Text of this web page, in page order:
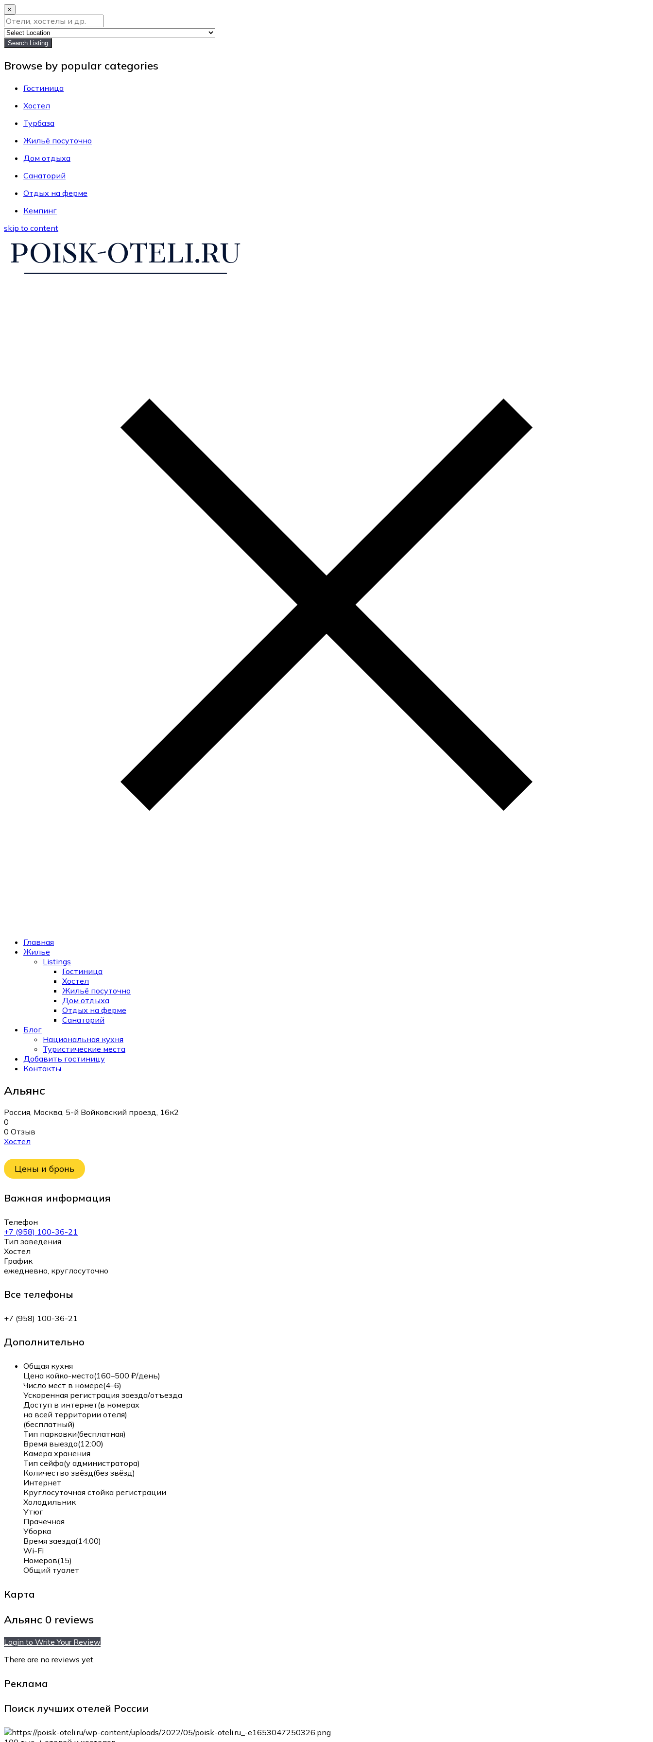
×
Search Listing
Browse by popular categories
Гостиница
Хостел
Турбаза
Жильё посуточно
Дом отдыха
Санаторий
Отдых на ферме
Кемпинг
skip to content
Главная
Жилье
Listings
Гостиница
Хостел
Жильё посуточно
Дом отдыха
Отдых на ферме
Санаторий
Блог
Национальная кухня
Туристические места
Добавить гостиницу
Контакты
Альянс
Россия, Москва, 5-й Войковский проезд, 16к2
0
0 Отзыв
Хостел
Цены и бронь
Важная информация
Телефон
+7 (958) 100-36-21
Тип заведения
Хостел
График
ежедневно, круглосуточно
Все телефоны
+7 (958) 100-36-21
Дополнительно
Общая кухня
Цена койко-места(160–500 ₽/день)
Число мест в номере(4–6)
Ускоренная регистрация заезда/отъезда
Доступ в интернет(в номерах
на всей территории отеля)
(бесплатный)
Тип парковки(бесплатная)
Время выезда(12:00)
Камера хранения
Тип сейфа(у администратора)
Количество звёзд(без звёзд)
Интернет
Круглосуточная стойка регистрации
Холодильник
Утюг
Прачечная
Уборка
Время заезда(14:00)
Wi-Fi
Номеров(15)
Общий туалет
Карта
Альянс 0 reviews
Login to Write Your Review
There are no reviews yet.
Реклама
Поиск лучших отелей России